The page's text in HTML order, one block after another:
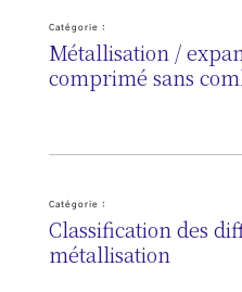
Catégorie :
Métallisation /
comprimé sans
Catégorie :
Classification des
métallisation